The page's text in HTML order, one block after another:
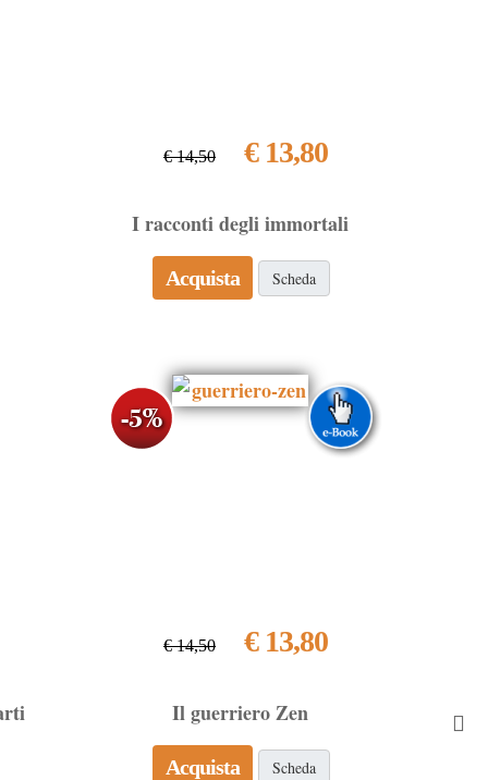
€ 14,50 € 13,80
I racconti degli immortali
Acquista Scheda
€ 14,50 € 13,80
Il guerriero Zen
Acquista Scheda